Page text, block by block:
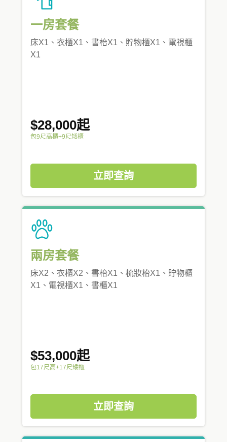
一房套餐
床X1、衣櫃X1、書枱X1、貯物櫃X1、電視櫃
X1
$28,000起
包9尺高櫃+9尺矮櫃
立即查詢
兩房套餐
床X2、衣櫃X2、書枱X1、梳妝枱X1、貯物櫃
X1、電視櫃X1、書櫃X1
$53,000起
包17尺高+17尺矮櫃
立即查詢